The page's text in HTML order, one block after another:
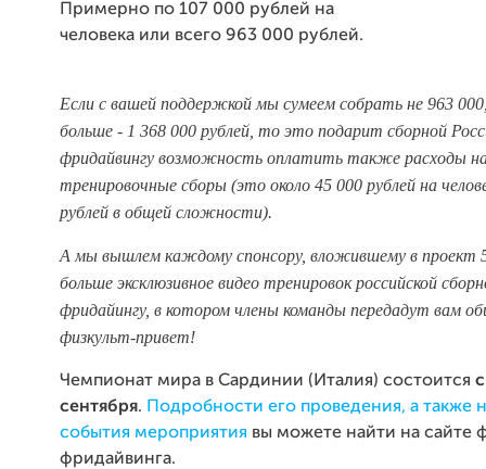
Примерно по 107 000 рублей на
человека или всего 963 000 рублей.
Если с вашей поддержкой мы сумеем собрать не 963
больше - 1 368 000 рублей, то это подарит сборной
фридайвингу возможность оплатить также расходы
тренировочные сборы (это около 45 000 рублей на
рублей в общей сложности).
А мы вышлем каждому спонсору, вложившему в проект
больше эксклюзивное видео тренировок российской
фридайингу, в котором члены команды передадут вам
физкульт-привет!
Чемпионат мира в Сардинии (Италия) состоится
сентября.
Подробности его проведения, а также
события мероприятия вы можете найти на сайте
фридайвинга.